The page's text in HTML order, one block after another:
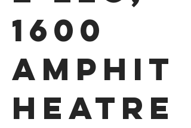
1600
Amphit
heatre